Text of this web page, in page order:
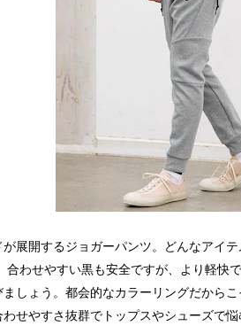
展開するジョガーパンツ。どんなアイ
合わせやすい黒も安全ですが、より軽快
しょう。都会的なカラーリングだから
わせやすさ抜群でトップスやシューズで